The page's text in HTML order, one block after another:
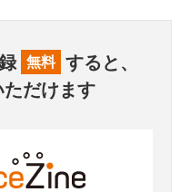
無料 すると、
だけます